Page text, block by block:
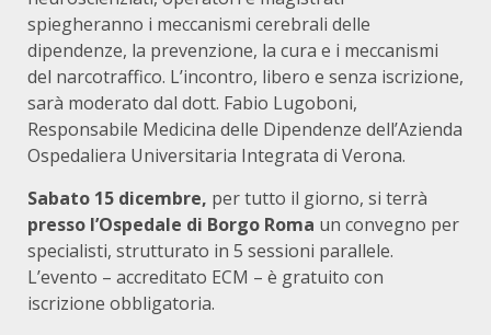
spiegheranno i meccanismi cerebrali delle
dipendenze, la prevenzione, la cura e i meccanismi
del narcotraffico. L’incontro, libero e senza iscrizione,
sarà moderato dal dott. Fabio Lugoboni,
Responsabile Medicina delle Dipendenze dell’Azienda
Ospedaliera Universitaria Integrata di Verona.
Sabato 15 dicembre, per tutto il giorno, si terrà
presso l’Ospedale di Borgo Roma un convegno per
specialisti, strutturato in 5 sessioni parallele.
L’evento – accreditato ECM – è gratuito con
iscrizione obbligatoria.